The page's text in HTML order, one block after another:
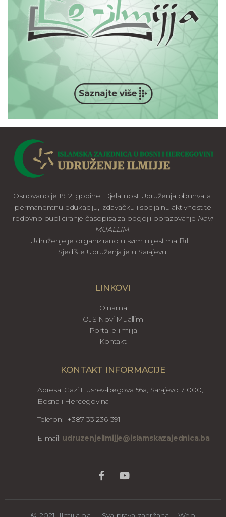
Osnovano je 1912. godine. Djelatnost Udruženja obuhvata
permanentnu edukaciju, izdavačku i socijalnu aktivnost te
redovno publiciranje časopisa za odgoj i obrazovanje Novi
MUALLIM.
Udruženje je organizirano u svim mjestima BiH.
Sjedište Udruženja je u Sarajevu.
LINKOVI
O nama
OJS Novi Muallim
Portal e-ilmijja
Kontakt
KONTAKT INFORMACIJE
Adresa: Gazi Husrev-begova 56a, Sarajevo 71000,
Bosna i Hercegovina
Telefon: +387 33 236-391
E-mail: udruzenjeilmijje@islamskazajednica.ba